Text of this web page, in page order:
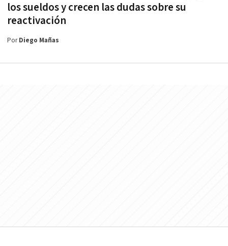
los sueldos y crecen las dudas sobre su
reactivación
PorDiego Mañas